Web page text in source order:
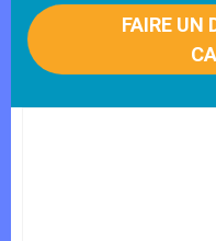
FAIRE UN